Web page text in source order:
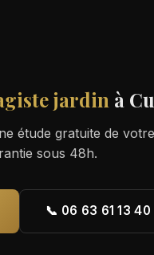
jardin à
étude gratuite de
sous 48h.
📞 06 63 61 13 40